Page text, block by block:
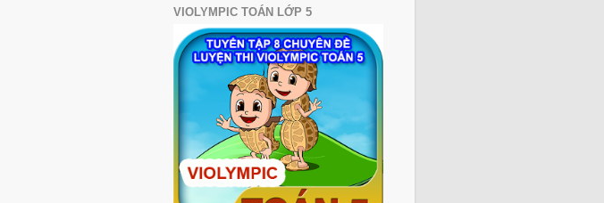
VIOLYMPIC TOÁN LỚP 5